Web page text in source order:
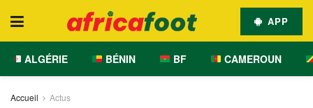
APP
ALGÉRIE BÉNIN BF CAMEROUN
Accueil Actus